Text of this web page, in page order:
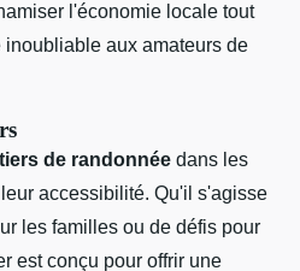
l'économie locale tout
aux amateurs de
de randonnée dans les
accessibilité. Qu'il s'agisse
les familles ou de défis pour
est conçu pour offrir une